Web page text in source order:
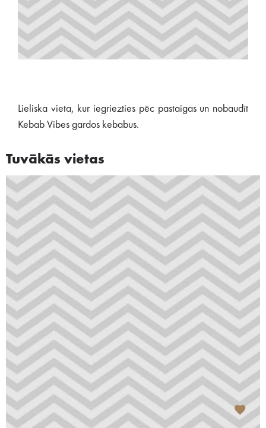
Lieliska vieta, kur iegriezties pēc pastaigas un nobaudīt
Kebab Vibes gardos kebabus.
Tuvākās vietas